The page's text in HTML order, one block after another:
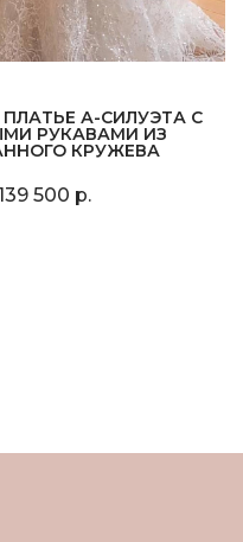
А-СИЛУЭТА С
РУКАВАМИ ИЗ
КРУЖЕВА
500 р.